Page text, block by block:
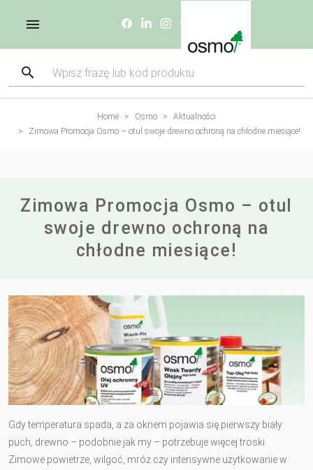
Home Osmo
Aktualności
Zimowa Promocja Osmo – otul swoje drewno ochroną na chłodne miesiące!
Zimowa Promocja Osmo – otul
swoje drewno ochroną na
chłodne miesiące!
Gdy temperatura spada, a za oknem pojawia się pierwszy biały
puch, drewno – podobnie jak my – potrzebuje więcej troski.
Zimowe powietrze, wilgoć, mróz czy intensywne użytkowanie w